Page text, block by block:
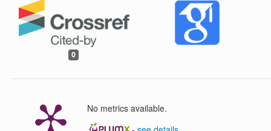
0
No metrics available.